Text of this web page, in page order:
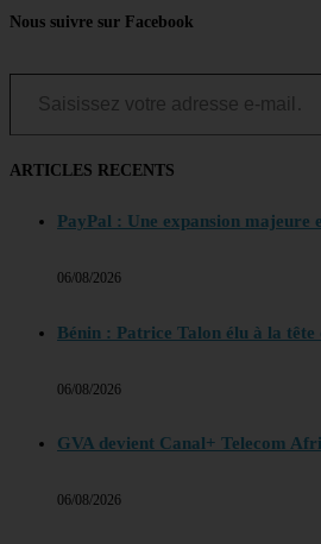
Nous suivre sur Facebook
Saisissez votre adresse e-mail…
ARTICLES RECENTS
PayPal : Une expansion majeure
06/08/2026
Bénin : Patrice Talon élu à la tête
06/08/2026
GVA devient Canal+ Telecom
06/08/2026